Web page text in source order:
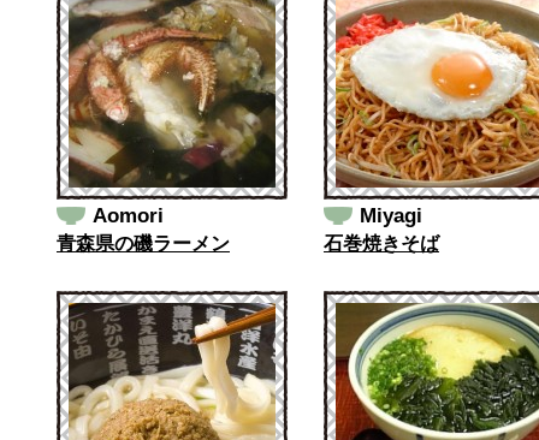
Aomori
青森県の磯ラーメン
Miyagi
石巻焼きそば